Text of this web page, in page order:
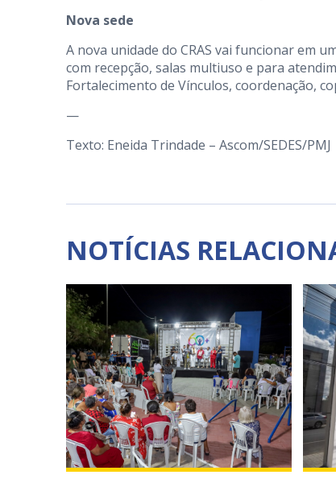
Nova sede
A nova unidade do CRAS vai funcionar em
com recepção, salas multiuso e para
Fortalecimento de Vínculos, coordenação,
—
Texto: Eneida Trindade – Ascom/SEDES/PMJ
NOTÍCIAS